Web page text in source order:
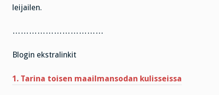
leijailen.
……………………………
Blogin ekstralinkit
1. Tarina toisen maailmansodan kulisseissa